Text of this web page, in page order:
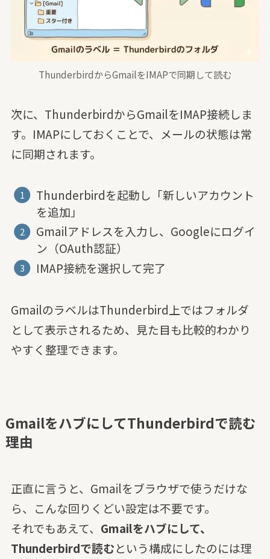
ThunderbirdからGmailをIMAPで同期して読む
次に、ThunderbirdからGmailをIMAP接続しま
す。IMAPにしておくことで、メールの状態は常
に同期されます。
Thunderbirdを起動し「新しいアカウント
を追加」
Gmailアドレスを入力し、Googleにログイ
ン（OAuth認証）
IMAP接続を選択して完了
GmailのラベルはThunderbird上ではフォルダ
として表示されるため、見た目も比較的わかり
やすく整理できます。
GmailをハブにしてThunderbirdで読む
理由
正直に言うと、Gmailをブラウザで使うだけな
ら、こんな回りくどい設定は不要です。
それでもあえて、 Gmailをハブにして、
Thunderbirdで読むという構成にしたのには理